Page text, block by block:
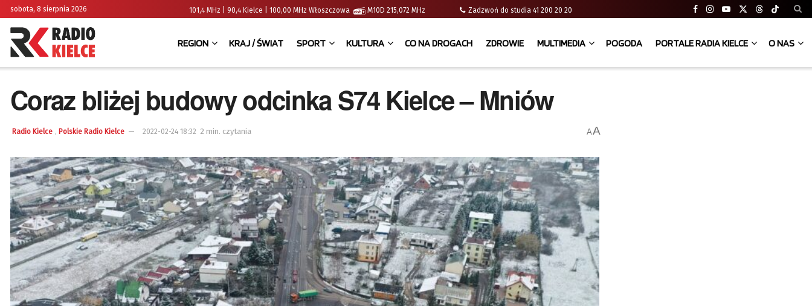
sobota, 8 sierpnia 2026 101,4 MHz | 90,4 Kielce | 100,00 MHz Włoszczowa M10D 215,072 MHz Zadzwoń do studia 41 200 20 20
REGION KRAJ / ŚWIAT SPORT KULTURA CO NA DROGACH ZDROWIE MULTIMEDIA POGODA PORTALE RADIA KIELCE O NAS
Coraz bliżej budowy odcinka S74 Kielce – Mniów
Radio Kielce , Polskie Radio Kielce 2022-02-24 18:32 2 min. czytania AA